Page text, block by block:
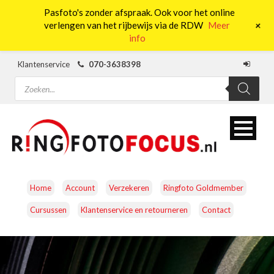
Klantenservice
070-3638398
Producten
zoeken
Home Account Verzekeren Ringfoto Goldmember
Cursussen Klantenservice en retourneren Contact
CAMERA’S OBJECTIEVEN ACCESSOIRES
Pasfoto's zonder afspraak. Ook voor het online
verlengen van het rijbewijs via de RDW Meer
info
+